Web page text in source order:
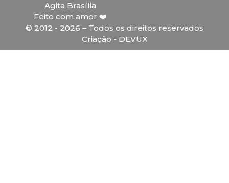
Agita Brasília
Feito com amor ❤️
© 2012 - 2026 – Todos os direitos reservados
Criação - DEVUX